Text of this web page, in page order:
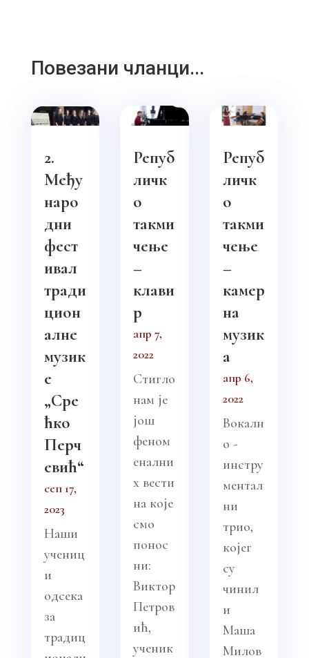
Повезани чланци...
2.
Међу
наро
дни
фест
ивал
тради
цион
алне
музик
е
„Сре
ћко
Перч
евић“
сеп 17,
2023
Наши
учениц
и
одсека
за
традиц
Репуб
личк
о
такми
чењe
–
клави
р
апр 7,
2022
Стигло
нам је
још
феном
енални
х вести
на које
смо
понос
ни:
Виктор
Петров
ић,
ученик
Репуб
личк
о
такми
чење
–
камер
на
музик
а
апр 6,
2022
Вокалн
о -
инстру
ментал
ни
трио,
којег
су
чинил
и
Маша
Милов